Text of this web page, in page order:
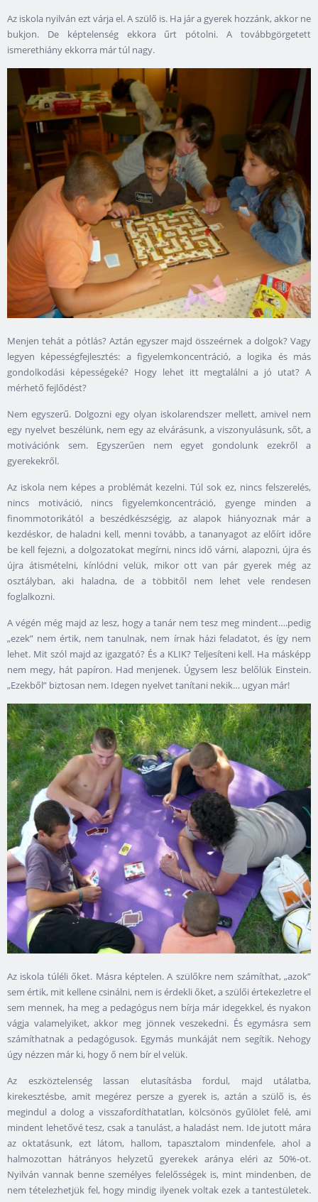
Az iskola nyilván ezt várja el. A szülő is. Ha jár a gyerek hozzánk, akkor ne
bukjon. De képtelenség ekkora űrt pótolni. A továbbgörgetett
ismerethiány ekkorra már túl nagy.
Menjen tehát a pótlás? Aztán egyszer majd összeérnek a dolgok? Vagy
legyen képességfejlesztés: a figyelemkoncentráció, a logika és más
gondolkodási képességeké? Hogy lehet itt megtalálni a jó utat? A
mérhető fejlődést?
Nem egyszerű. Dolgozni egy olyan iskolarendszer mellett, amivel nem
egy nyelvet beszélünk, nem egy az elvárásunk, a viszonyulásunk, sőt, a
motivációnk sem. Egyszerűen nem egyet gondolunk ezekről a
gyerekekről.
Az iskola nem képes a problémát kezelni. Túl sok ez, nincs felszerelés,
nincs motiváció, nincs figyelemkoncentráció, gyenge minden a
finommotorikától a beszédkészségig, az alapok hiányoznak már a
kezdéskor, de haladni kell, menni tovább, a tananyagot az előírt időre
be kell fejezni, a dolgozatokat megírni, nincs idő várni, alapozni, újra és
újra átismételni, kínlódni velük, mikor ott van pár gyerek még az
osztályban, aki haladna, de a többitől nem lehet vele rendesen
foglalkozni.
A végén még majd az lesz, hogy a tanár nem tesz meg mindent….pedig
„ezek” nem értik, nem tanulnak, nem írnak házi feladatot, és így nem
lehet. Mit szól majd az igazgató? És a KLIK? Teljesíteni kell. Ha másképp
nem megy, hát papíron. Had menjenek. Úgysem lesz belőlük Einstein.
„Ezekből” biztosan nem. Idegen nyelvet tanítani nekik… ugyan már!
Az iskola túléli őket. Másra képtelen. A szülőkre nem számíthat, „azok”
sem értik, mit kellene csinálni, nem is érdekli őket, a szülői értekezletre el
sem mennek, ha meg a pedagógus nem bírja már idegekkel, és nyakon
vágja valamelyiket, akkor meg jönnek veszekedni. És egymásra sem
számíthatnak a pedagógusok. Egymás munkáját nem segítik. Nehogy
úgy nézzen már ki, hogy ő nem bír el velük.
Az eszköztelenség lassan elutasításba fordul, majd utálatba,
kirekesztésbe, amit megérez persze a gyerek is, aztán a szülő is, és
megindul a dolog a visszafordíthatatlan, kölcsönös gyűlölet felé, ami
mindent lehetővé tesz, csak a tanulást, a haladást nem. Ide jutott mára
az oktatásunk, ezt látom, hallom, tapasztalom mindenfele, ahol a
halmozottan hátrányos helyzetű gyerekek aránya eléri az 50%-ot.
Nyilván vannak benne személyes felelősségek is, mint mindenben, de
nem tételezhetjük fel, hogy mindig ilyenek voltak ezek a tantestületek.